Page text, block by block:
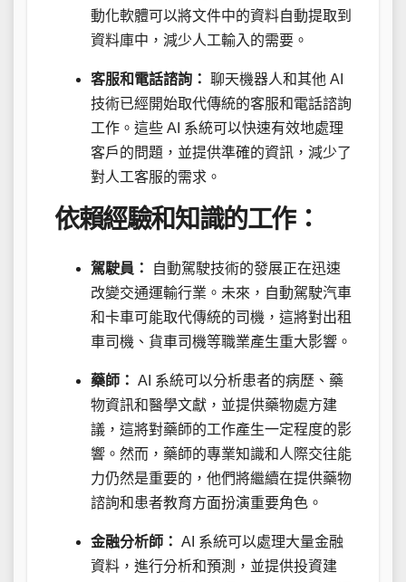
動化軟體可以將文件中的資料自動提取到
資料庫中，減少人工輸入的需要。
客服和電話諮詢： 聊天機器人和其他 AI
技術已經開始取代傳統的客服和電話諮詢
工作。這些 AI 系統可以快速有效地處理
客戶的問題，並提供準確的資訊，減少了
對人工客服的需求。
依賴經驗和知識的工作：
駕駛員：
自動駕駛技術的發展正在迅速
改變交通運輸行業。未來，自動駕駛汽車
和卡車可能取代傳統的司機，這將對出租
車司機、貨車司機等職業產生重大影響。
藥師： AI 系統可以分析患者的病歷、藥
物資訊和醫學文獻，並提供藥物處方建
議，這將對藥師的工作產生一定程度的影
響。然而，藥師的專業知識和人際交往能
力仍然是重要的，他們將繼續在提供藥物
諮詢和患者教育方面扮演重要角色。
金融分析師： AI 系統可以處理大量金融
資料，進行分析和預測，並提供投資建